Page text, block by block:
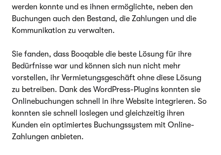
werden konnte und es ihnen ermöglichte, neben den
Buchungen auch den Bestand, die Zahlungen und die
Kommunikation zu verwalten.
Sie fanden, dass Booqable die beste Lösung für ihre
Bedürfnisse war und können sich nun nicht mehr
vorstellen, ihr Vermietungsgeschäft ohne diese Lösung
zu betreiben. Dank des WordPress-Plugins konnten sie
Onlinebuchungen schnell in ihre Website integrieren. So
konnten sie schnell loslegen und gleichzeitig ihren
Kunden ein optimiertes Buchungssystem mit Online-
Zahlungen anbieten.